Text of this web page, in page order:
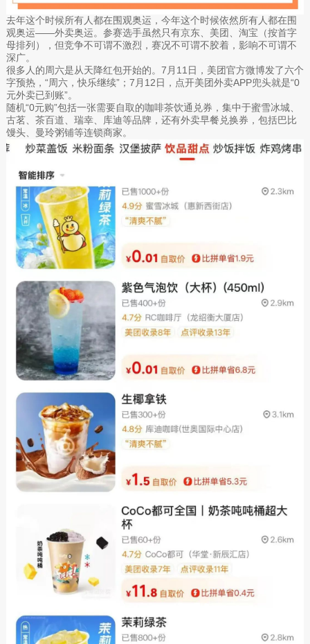
去年这个时候所有人都在围观奥运，今年这个时候依然所有人都在围
观奥运——外卖奥运。参赛选手虽然只有京东、美团、淘宝（按首字
母排列），但竞争不可谓不激烈，赛况不可谓不胶着，影响不可谓不
深广。
很多人的周六是从天降红包开始的。7月11日，美团官方微博发了六个
字预热，“周六，快乐继续”；7月12日，点开美团外卖APP兜头就是“0
元外卖已到账”。
随机“0元购”包括一张需要自取的咖啡茶饮通兑券，集中于蜜雪冰城、
古茗、茶百道、瑞幸、库迪等品牌，还有外卖早餐兑换券，包括巴比
馒头、曼玲粥铺等连锁商家。